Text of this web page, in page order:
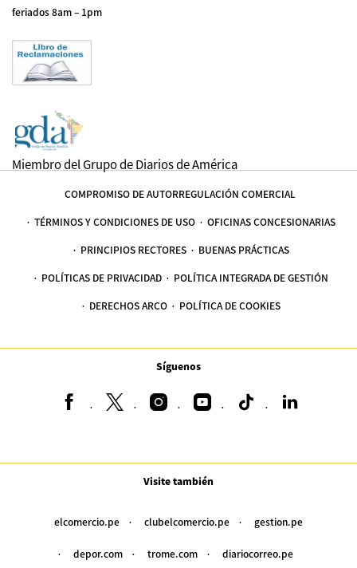
feriados 8am – 1pm
Miembro del Grupo de Diarios de América
COMPROMISO DE AUTORREGULACIÓN COMERCIAL
TÉRMINOS Y CONDICIONES DE USO OFICINAS CONCESIONARIAS
PRINCIPIOS RECTORES BUENAS PRÁCTICAS
POLÍTICAS DE PRIVACIDAD POLÍTICA INTEGRADA DE GESTIÓN
DERECHOS ARCO POLÍTICA DE COOKIES
Síguenos
Visite también
elcomercio.pe clubelcomercio.pe gestion.pe
depor.com trome.com diariocorreo.pe